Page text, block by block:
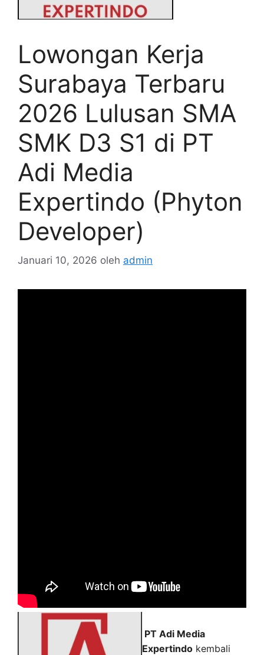
Lowongan Kerja
Surabaya Terbaru
2026 Lulusan SMA
SMK D3 S1 di PT
Adi Media
Expertindo (Phyton
Developer)
Januari 10, 2026 oleh admin
PT Adi Media
Expertindo kembali